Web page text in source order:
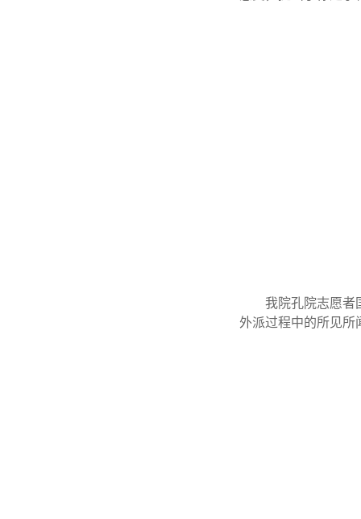
我院孔院志愿者
外派过程中的所见所